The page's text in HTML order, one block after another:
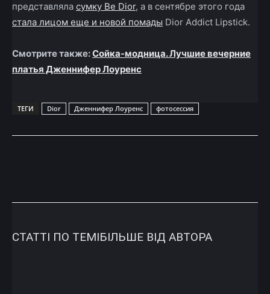
представляла сумку Be Dior, а в сентябре этого года
стала лицом еще и новой помады Dior Addict Lipstick.
Смотрите также:Сойка-модница. Лучшие вечерние
платья Дженнифер Лоуренс
ТЕГИ Dior Дженнифер Лоуренс фотосессия
СТАТТІ ПО ТЕМІБІЛЬШЕ ВІД АВТОРА